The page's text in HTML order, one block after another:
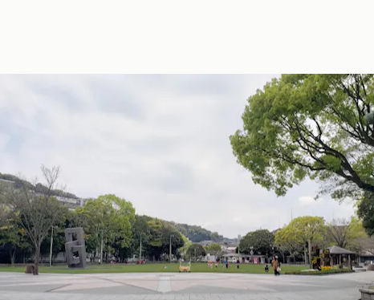
市の中央公園の目の前にあり、交通のアクセスも良い
環境に恵まれており、天気のいい日は、散歩にでかけます。
園の芝生の上でで思いっきり遊んだり、水族館のイルカプール
かけたりします。